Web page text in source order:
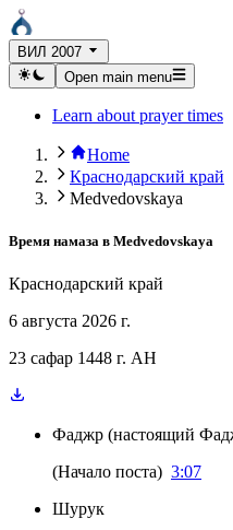
ВИЛ 2007
Open main menu
Learn about prayer times
Home
Краснодарский край
Medvedovskaya
Время намаза в Medvedovskaya
Краснодарский край
6 августа 2026 г.
23 сафар 1448 г. AH
Фаджр (настоящий
(Начало поста) 3:07
Шурук